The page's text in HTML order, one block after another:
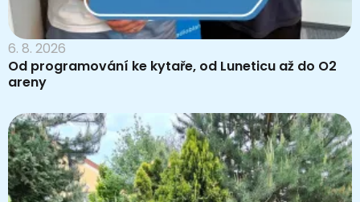
6. 8. 2026
Od programování ke kytaře, od Luneticu až do O2
areny